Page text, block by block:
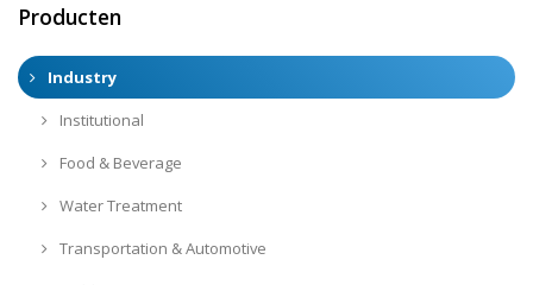
Producten
Industry
Institutional
Food & Beverage
Water Treatment
Transportation & Automotive